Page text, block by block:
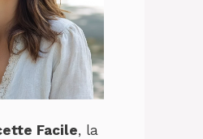
Facile, la